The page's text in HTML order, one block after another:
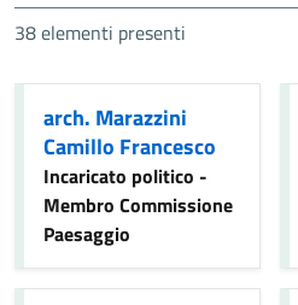
38 elementi presenti
arch. Marazzini
Camillo Francesco
Incaricato politico -
Membro Commissione
Paesaggio